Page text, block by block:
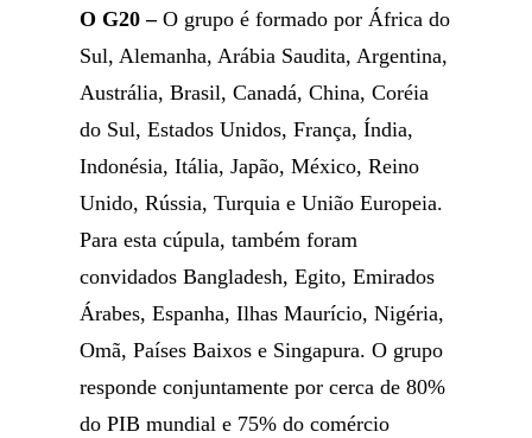
O G20 –O grupo é formado por África do
Sul, Alemanha, Arábia Saudita, Argentina,
Austrália, Brasil, Canadá, China, Coréia
do Sul, Estados Unidos, França, Índia,
Indonésia, Itália, Japão, México, Reino
Unido, Rússia, Turquia e União Europeia.
Para esta cúpula, também foram
convidados Bangladesh, Egito, Emirados
Árabes, Espanha, Ilhas Maurício, Nigéria,
Omã, Países Baixos e Singapura. O grupo
responde conjuntamente por cerca de 80%
do PIB mundial e 75% do comércio